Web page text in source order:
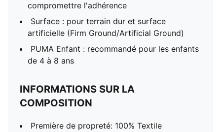
compromettre l'adhérence
Surface : pour terrain dur et surface
artificielle (Firm Ground/Artificial Ground)
PUMA Enfant : recommandé pour les enfants
de 4 à 8 ans
INFORMATIONS SUR LA
COMPOSITION
Première de propreté: 100% Textile